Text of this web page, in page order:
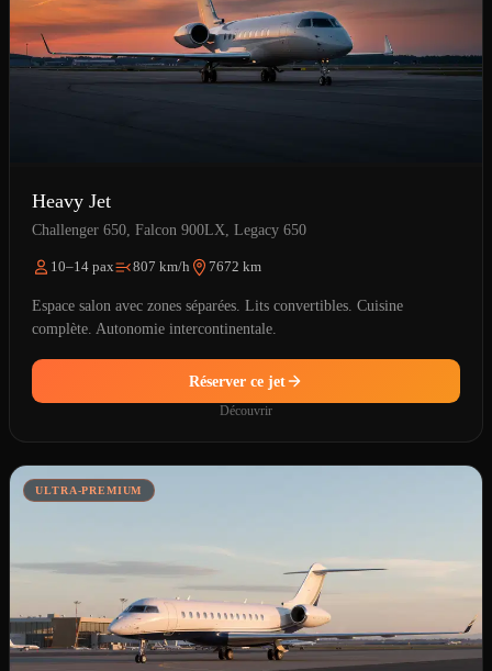
Heavy Jet
Challenger 650, Falcon 900LX, Legacy 650
10–14 pax 807 km/h 7672 km
Espace salon avec zones séparées. Lits convertibles. Cuisine
complète. Autonomie intercontinentale.
Réserver ce jet
Découvrir
ULTRA-PREMIUM